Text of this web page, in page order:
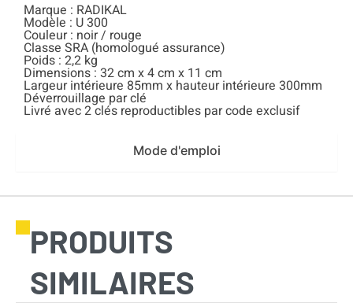
Mode d'emploi
Marque : RADIKAL
Modèle : U 300
Couleur : noir / rouge
Classe SRA (homologué assurance)
Poids : 2,2 kg
Dimensions : ‎32 cm x 4 cm x 11 cm
Largeur intérieure 85mm x hauteur intérieure 300mm
‎Déverrouillage par clé
Livré avec 2 clés reproductibles par code exclusif
PRODUITS
SIMILAIRES